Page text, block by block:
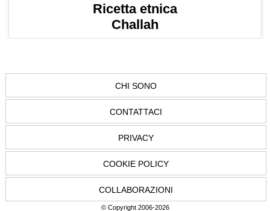
Ricetta etnica
Challah
CHI SONO
CONTATTACI
PRIVACY
COOKIE POLICY
COLLABORAZIONI
© Copyright 2006-2026